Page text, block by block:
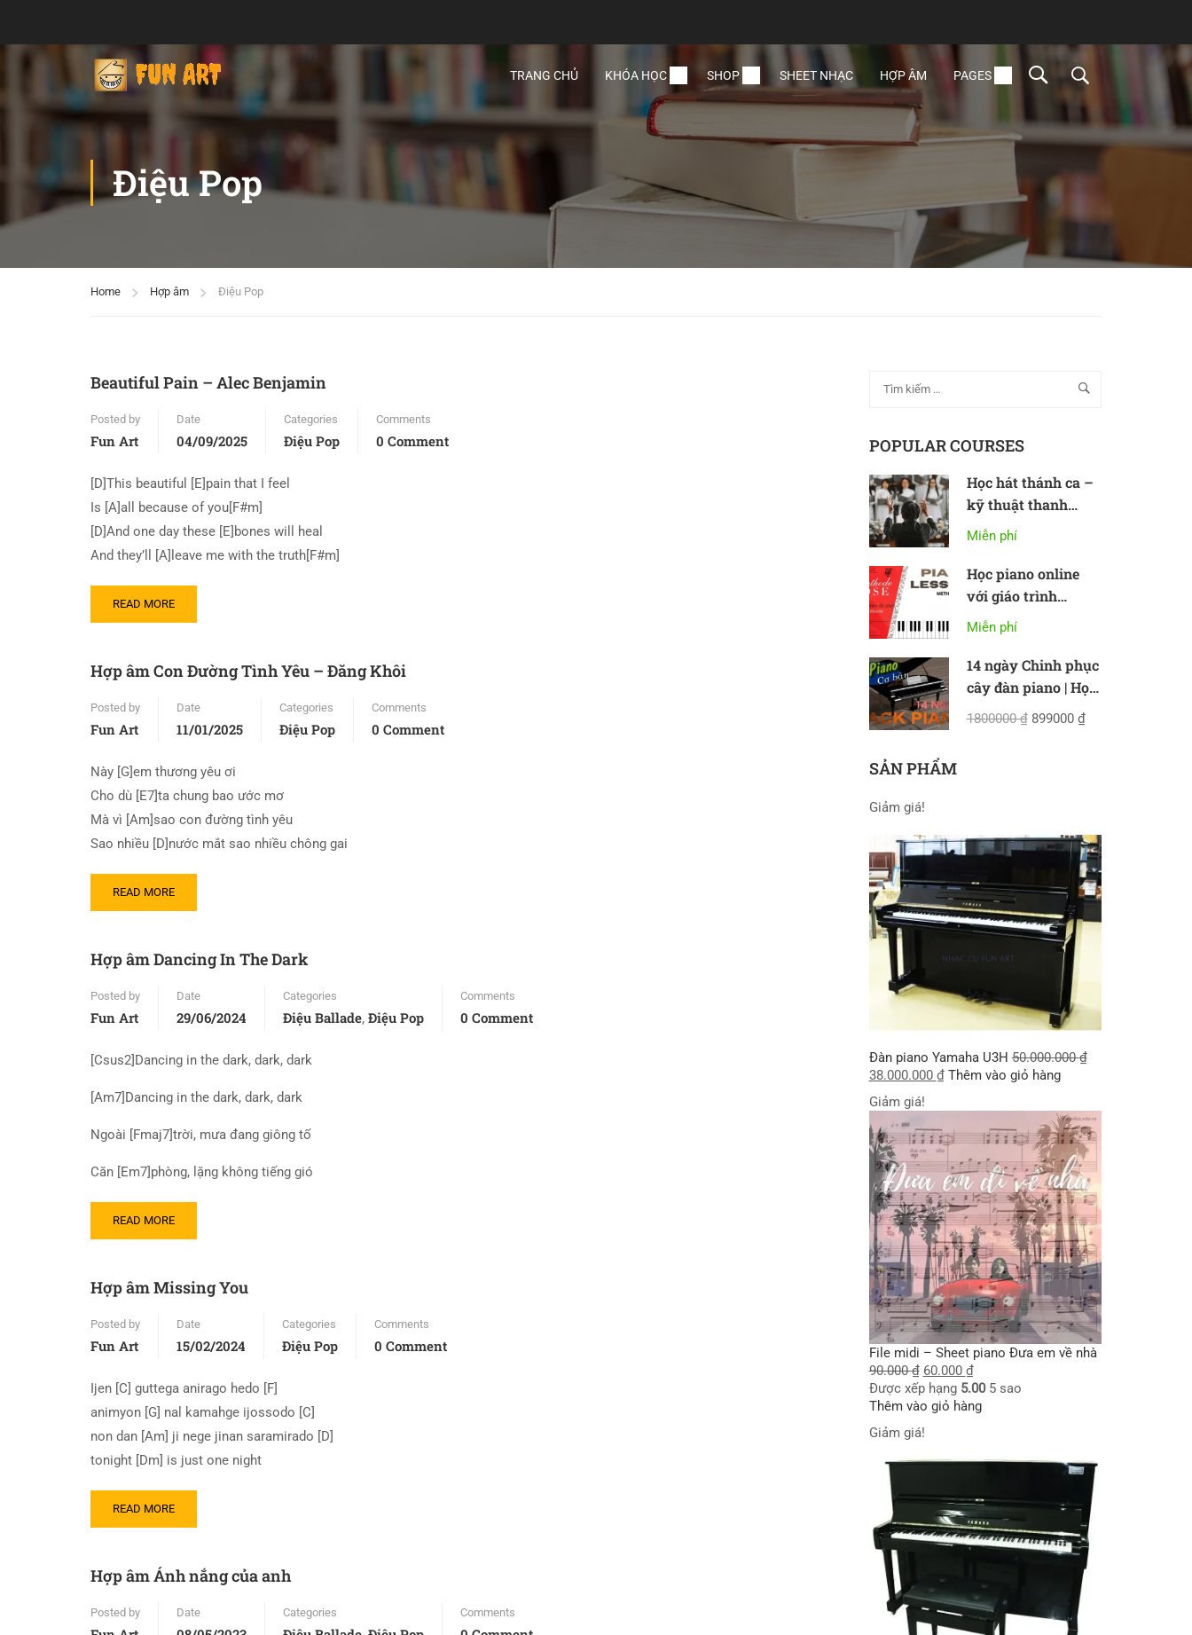
TRANG CHỦ KHÓA HỌC SHOP SHEET NHẠC HỢP ÂM PAGES
Điệu Pop
Home Hợp âm Điệu Pop
Beautiful Pain – Alec Benjamin
Posted by
Fun Art
Date
04/09/2025
Categories
Điệu Pop
Comments
0 Comment
[D]This beautiful [E]pain that I feel
Is [A]all because of you[F#m]
[D]And one day these [E]bones will heal
And they’ll [A]leave me with the truth[F#m]
READ MORE
Hợp âm Con Đường Tình Yêu – Đăng Khôi
Posted by
Fun Art
Date
11/01/2025
Categories
Điệu Pop
Comments
0 Comment
Này [G]em thương yêu ơi
Cho dù [E7]ta chung bao ước mơ
Mà vì [Am]sao con đường tình yêu
Sao nhiều [D]nước mắt sao nhiều chông gai
READ MORE
Hợp âm Dancing In The Dark
Posted by
Fun Art
Date
29/06/2024
Categories
Điệu Ballade, Điệu Pop
Comments
0 Comment
[Csus2]Dancing in the dark, dark, dark
[Am7]Dancing in the dark, dark, dark
Ngoài [Fmaj7]trời, mưa đang giông tố
Căn [Em7]phòng, lặng không tiếng gió
READ MORE
Hợp âm Missing You
Posted by
Fun Art
Date
15/02/2024
Categories
Điệu Pop
Comments
0 Comment
Ijen [C] guttega anirago hedo [F]
animyon [G] nal kamahge ijossodo [C]
non dan [Am] ji nege jinan saramirado [D]
tonight [Dm] is just one night
READ MORE
Hợp âm Ánh nắng của anh
Posted by Date Categories Comments
POPULAR COURSES
Học hát thánh ca –
kỹ thuật thanh
nhạc cơ bản
Miễn phí
Học piano online
với giáo trình
Methode Rose
Miễn phí
14 ngày Chinh phục
cây đàn piano | Học
piano online cơ bản
1800000 ₫ 899000 ₫
SẢN PHẨM
Giảm giá!
Đàn piano Yamaha U3H 50.000.000₫
38.000.000 ₫ Thêm vào giỏ hàng
Giảm giá!
File midi – Sheet piano Đưa em về nhà
90.000₫ 60.000 ₫
Được xếp hạng 5.005 sao
Thêm vào giỏ hàng
Giảm giá!